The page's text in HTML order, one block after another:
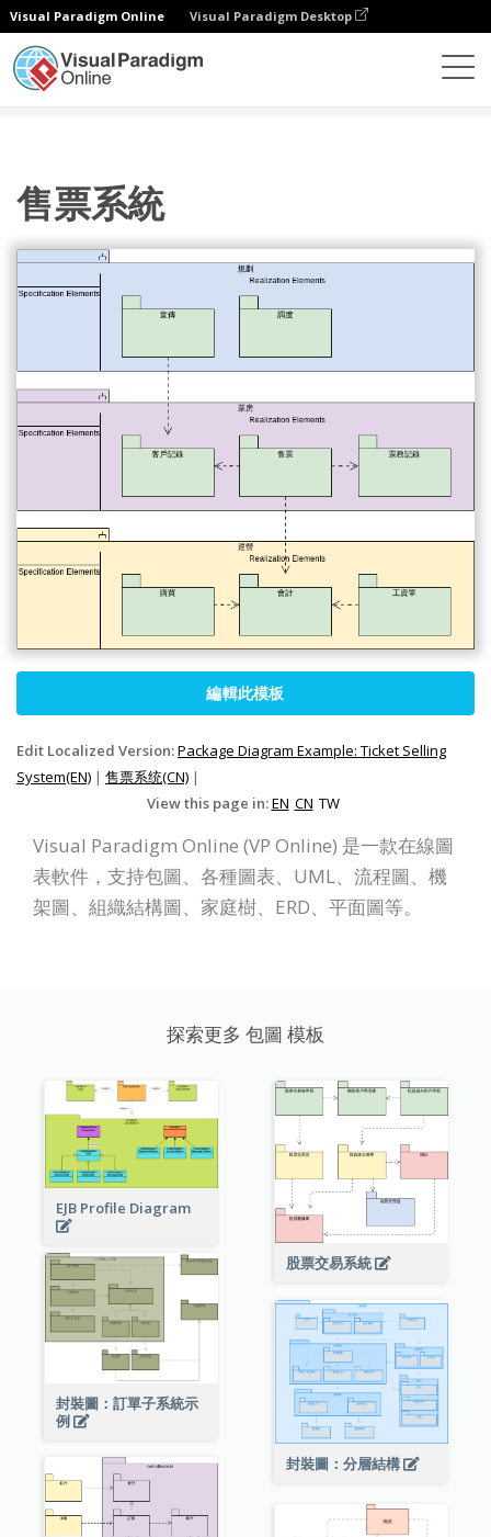
Visual Paradigm Online Visual Paradigm Desktop
售票系統
編輯此模板
Edit Localized Version:Package Diagram Example: Ticket Selling
System(EN) | 售票系统(CN) |
View this page in:EN CN TW
Visual Paradigm Online (VP Online) 是一款在線圖
表軟件，支持包圖、各種圖表、UML、流程圖、機
架圖、組織結構圖、家庭樹、ERD、平面圖等。
探索更多 包圖 模板
EJB Profile Diagram
股票交易系統
封裝圖：訂單子系統示
例
封裝圖：分層結構